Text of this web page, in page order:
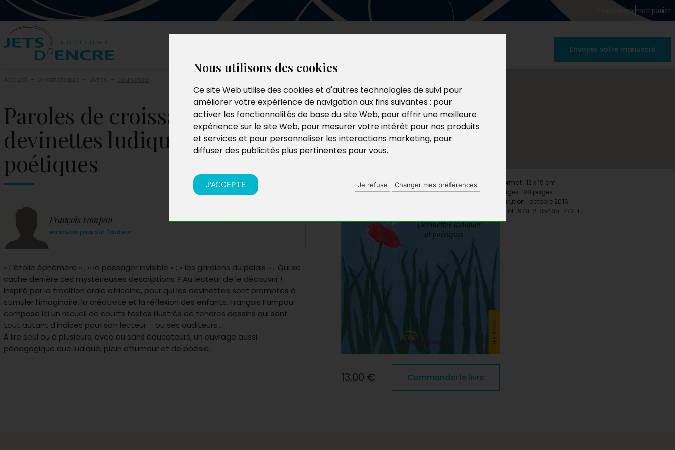
Nous utilisons des cookies
Ce site Web utilise des cookies et d'autres technologies de suivi pour
améliorer votre expérience de navigation aux fins suivantes : pour
activer les fonctionnalités de base du site Web, pour offrir une meilleure
expérience sur le site Web, pour mesurer votre intérêt pour nos produits
et services et pour personnaliser les interactions marketing, pour
diffuser des publicités plus pertinentes pour vous.
J'ACCEPTE Je refuse Changer mes préférences
mon comptemon panier
Envoyez votre manuscrit
Paroles de croissance -
devinettes ludiques et
poétiques
François Fampou
en savoir plus sur l'auteur
« L’étoile éphémère » ; « le passager invisible » ; « les gardiens du palais »… Qui se
cache derrière ces mystérieuses descriptions ? Au lecteur de le découvrir !
Inspiré par la tradition orale africaine, pour qui les devinettes sont promptes à
stimuler l’imaginaire, la créativité et la réflexion des enfants, François Fampou
compose ici un recueil de courts textes illustrés de tendres dessins qui sont
tout autant d’indices pour son lecteur – ou ses auditeurs...
À lire seul ou à plusieurs, avec ou sans éducateurs, un ouvrage aussi
pédagogique que ludique, plein d’humour et de poésie.
13,00 € Commander le livre
Format : 12 x 19 cm
Pages : 88 pages
Parution : octobre 2016
ISBN : 978-2-35485-772-1